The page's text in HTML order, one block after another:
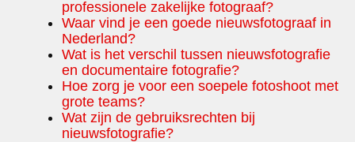
professionele zakelijke fotograaf?
Waar vind je een goede nieuwsfotograaf in
Nederland?
Wat is het verschil tussen nieuwsfotografie
en documentaire fotografie?
Hoe zorg je voor een soepele fotoshoot met
grote teams?
Wat zijn de gebruiksrechten bij
nieuwsfotografie?